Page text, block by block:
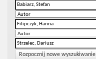
Rozpocznij nowe wyszukiwanie